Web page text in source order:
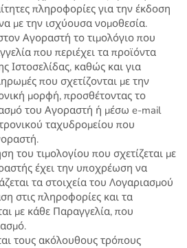
πληροφορίες για την έκδοση
με την ισχύουσα νομοθεσία.
Αγοραστή το τιμολόγιο που
που περιέχει τα προϊόντα
Ιστοσελίδας, καθώς και για
που σχετίζονται με την
μορφή, προσθέτοντας το
του Αγοραστή ή μέσω e-mail
ταχυδρομείου που
του τιμολογίου που σχετίζεται με
έχει την υποχρέωση να
τα στοιχεία του Λογαριασμού
στις πληροφορίες και τα
με κάθε Παραγγελία, που
τους ακόλουθους τρόπους